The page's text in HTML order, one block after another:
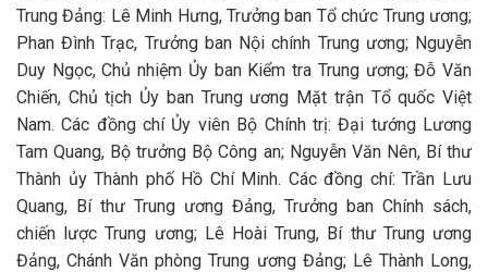
Trung Đảng: Lê Minh Hưng, Trưởng ban Tổ chức Trung ương;
Phan Đình Trạc, Trưởng ban Nội chính Trung ương; Nguyễn
Duy Ngọc, Chủ nhiệm Ủy ban Kiểm tra Trung ương; Đỗ Văn
Chiến, Chủ tịch Ủy ban Trung ương Mặt trận Tổ quốc Việt
Nam. Các đồng chí Ủy viên Bộ Chính trị: Đại tướng Lương
Tam Quang, Bộ trưởng Bộ Công an; Nguyễn Văn Nên, Bí thư
Thành ủy Thành phố Hồ Chí Minh. Các đồng chí: Trần Lưu
Quang, Bí thư Trung ương Đảng, Trưởng ban Chính sách,
chiến lược Trung ương; Lê Hoài Trung, Bí thư Trung ương
Đảng, Chánh Văn phòng Trung ương Đảng; Lê Thành Long,